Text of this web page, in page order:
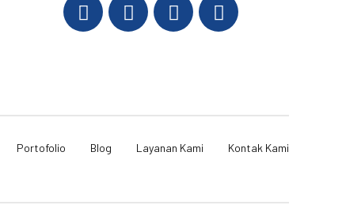
Portofolio Blog Layanan Kami Kontak Kami